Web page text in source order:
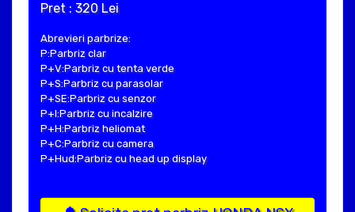
Pret : 320 Lei
Abrevieri parbrize:
P:Parbriz clar
P+V:Parbriz cu tenta verde
P+S:Parbriz cu parasolar
P+SE:Parbriz cu senzor
P+I:Parbriz cu incalzire
P+H:Parbriz heliomat
P+C:Parbriz cu camera
P+Hud:Parbriz cu head up display